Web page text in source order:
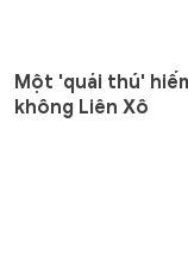
Một 'quái thú'
không Liên Xô